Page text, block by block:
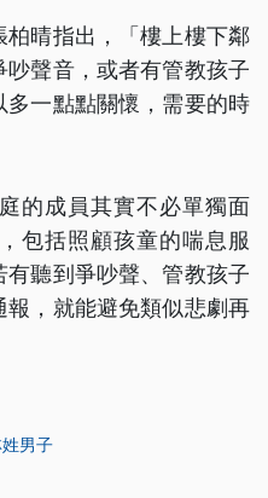
晴指出，「樓上樓下鄰
聲音，或者有管教孩子
一點點關懷，需要的時
的成員其實不必單獨面
包括照顧孩童的喘息服
聽到爭吵聲、管教孩子
，就能避免類似悲劇再
男子